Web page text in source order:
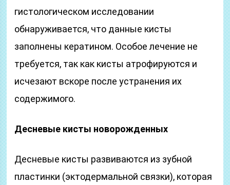
гистологическом исследовании
обнаруживается, что данные кисты
заполнены кератином. Особое лечение не
требуется, так как кисты атрофируются и
исчезают вскоре после устранения их
содержимого.
Десневые кисты новорожденных
Десневые кисты развиваются из зубной
пластинки (эктодермальной связки), которая